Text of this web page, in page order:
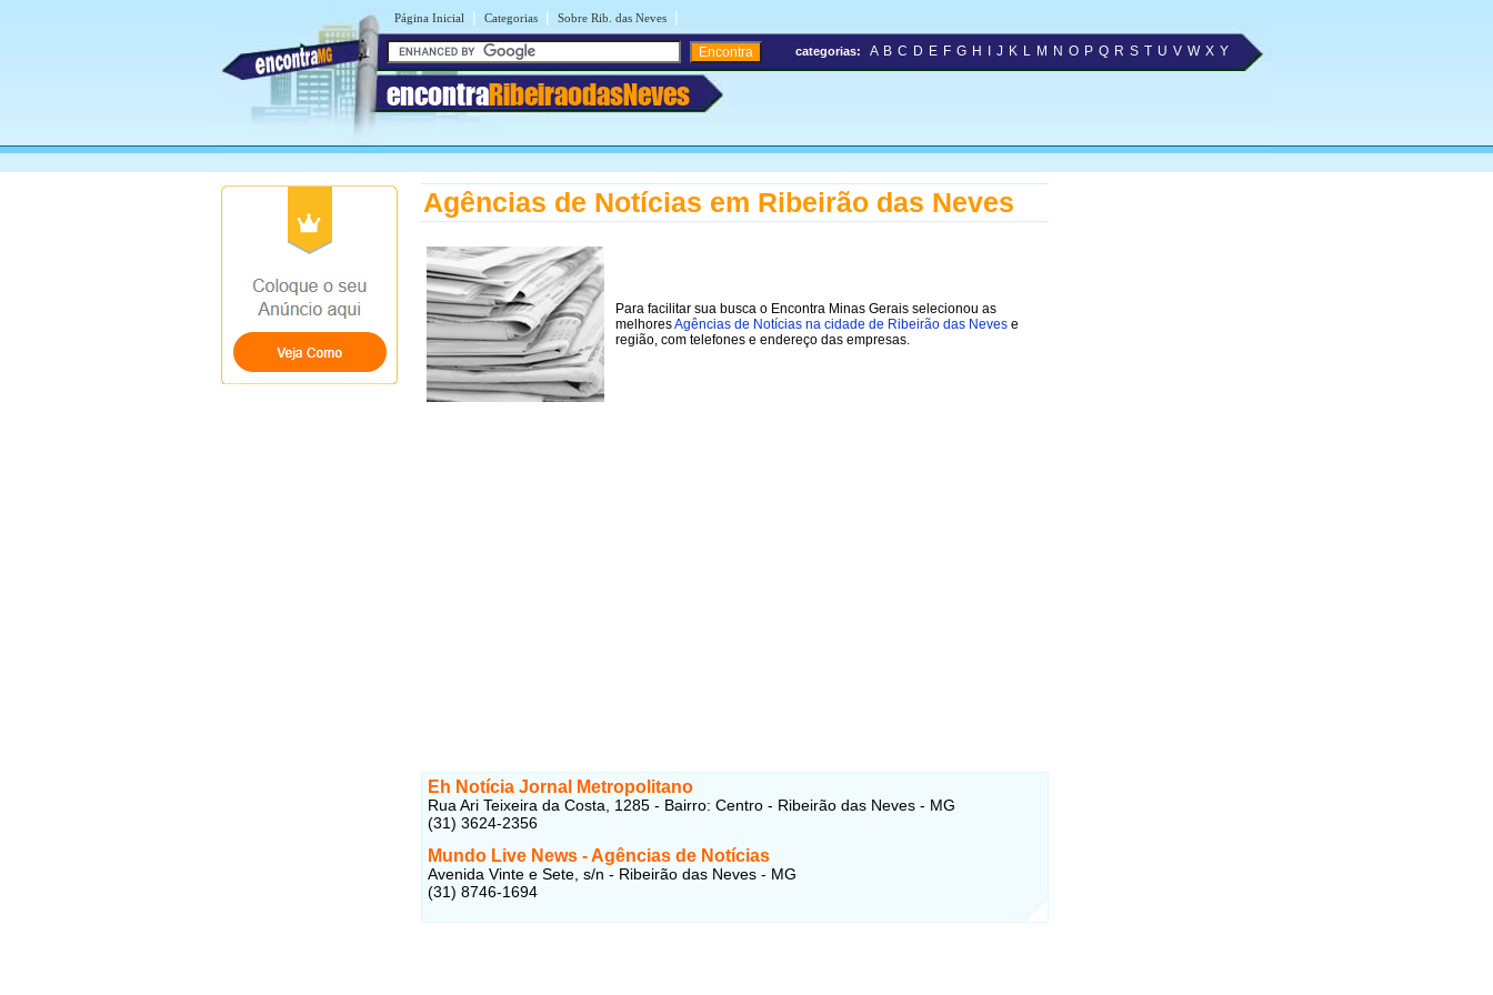
Página Inicial | Categorias | Sobre Rib. das Neves |
encontraRibeiraodasNeves
categorias: A B C D E F G H J K L M N O P Q R S T U V W X Y
Agências de Notícias em Ribeirão das Neves
Para facilitar sua busca o Encontra Minas Gerais selecionou as
melhoresAgências de Notícias na cidade de Ribeirão das Neves e
região, com telefones e endereço das empresas.
Eh Notícia Jornal Metropolitano
Rua Ari Teixeira da Costa, 1285 - Bairro: Centro - Ribeirão das Neves - MG
(31) 3624-2356
Mundo Live News - Agências de Notícias
Avenida Vinte e Sete, s/n - Ribeirão das Neves - MG
(31) 8746-1694